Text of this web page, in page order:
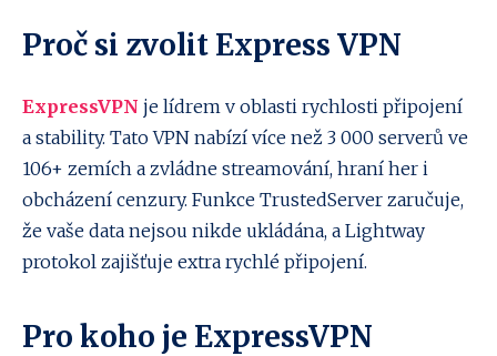
Proč si zvolit Express VPN
ExpressVPN je lídrem v oblasti rychlosti připojení
a stability. Tato VPN nabízí více než 3 000 serverů ve
106+ zemích a zvládne streamování, hraní her i
obcházení cenzury. Funkce TrustedServer zaručuje,
že vaše data nejsou nikde ukládána, a Lightway
protokol zajišťuje extra rychlé připojení.
Pro koho je ExpressVPN